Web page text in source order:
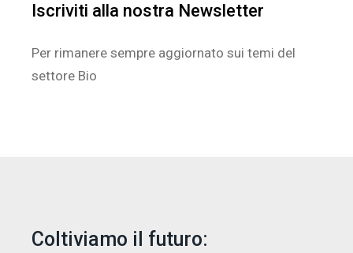
Iscriviti alla nostra Newsletter
Per rimanere sempre aggiornato sui temi del
settore Bio
Coltiviamo il futuro: